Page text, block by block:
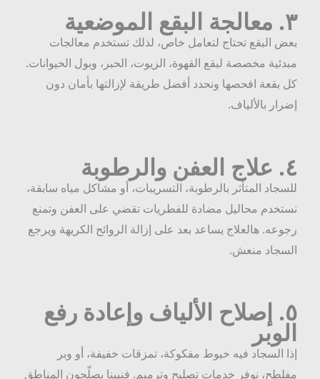
معالجة البقع الموضعية
بعض البقع تحتاج لتعامل خاص، لذلك تستخدم معالجات
مبدئية مخصصة لبقع القهوة، الزيوت، الحبر، وبول الحيوانات.
كل بقعة افحصها ونحدد أفضل طريقة لإزالتها بأمان دون
إضرار بالألياف.
علاج العفن والرطوبة
للسجاد المتأثر بالرطوبة، التسريبات، أو مشاكل مياه سابقة،
نستخدم محاليل مضادة للفطريات تقضي على العفن وتمنع
رجوعه. هالعلاج يساعد بعد على إزالة الروائح الكريهة ويرجع
السجاد منعش.
إصلاح الألياف وإعادة رفع
الوبر
إذا السجاد فيه خيوط مفكوكة، تمزقات خفيفة، أو وبر
مفلطح، نوفر خدمات تصليح وترميم. فنيينا يصلّحون المناطق